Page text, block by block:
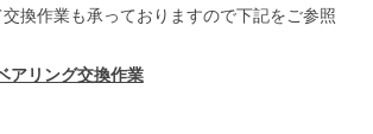
換作業も承っておりますので下記をご参照
アリング交換作業